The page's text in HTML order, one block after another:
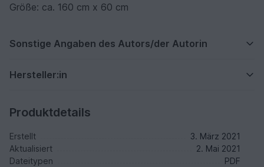
Größe: ca. 160 cm x 60 cm
Sonstige Angaben des Autors/der Autorin
Hersteller:in
Produktdetails
Erstellt
3. März 2021
Aktualisiert
2. Mai 2021
Dateitypen
PDF